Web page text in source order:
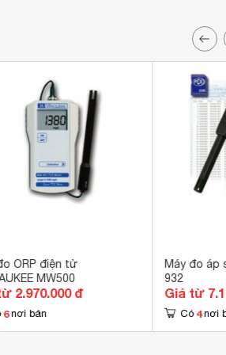
ORP điện tử
MW500
2.970.000 đ
6 nơi bán
Máy đo áp
932
Giá từ
Có 4 nơi